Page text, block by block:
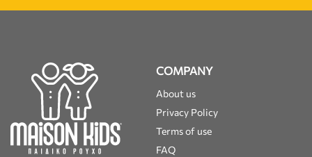
COMPANY
About us
Privacy Policy
Terms of use
FAQ